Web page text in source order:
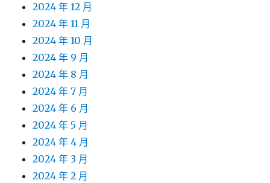
2024 年 12 月
2024 年 11 月
2024 年 10 月
2024 年 9 月
2024 年 8 月
2024 年 7 月
2024 年 6 月
2024 年 5 月
2024 年 4 月
2024 年 3 月
2024 年 2 月